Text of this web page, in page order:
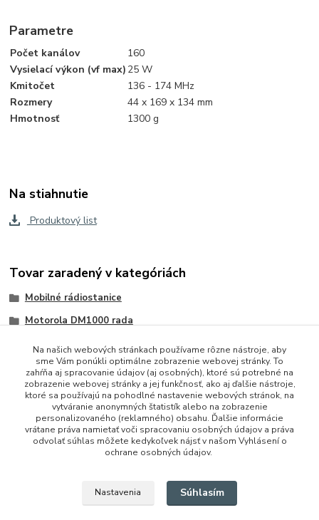
Parametre
Počet kanálov
160
Vysielací výkon (vf max) 25 W
Kmitočet
136 - 174 MHz
Rozmery
44 x 169 x 134 mm
Hmotnosť
1300 g
Na stiahnutie
Produktový list
Tovar zaradený v kategóriách
Mobilné rádiostanice
Motorola DM1000 rada
+421 948 229 224
Na našich webových stránkach používame rôzne nástroje, aby
sme Vám ponúkli optimálne zobrazenie webovej stránky. To
zahŕňa aj spracovanie údajov (aj osobných), ktoré sú potrebné na
zobrazenie webovej stránky a jej funkčnosť, ako aj ďalšie nástroje,
ktoré sa používajú na pohodlné nastavenie webových stránok, na
vytváranie anonymných štatistík alebo na zobrazenie
personalizovaného (reklamného) obsahu. Ďalšie informácie
vrátane práva namietať voči spracovaniu osobných údajov a práva
odvolať súhlas môžete kedykoľvek nájsť v našom Vyhlásení o
ochrane osobných údajov.
Nastavenia Súhlasím